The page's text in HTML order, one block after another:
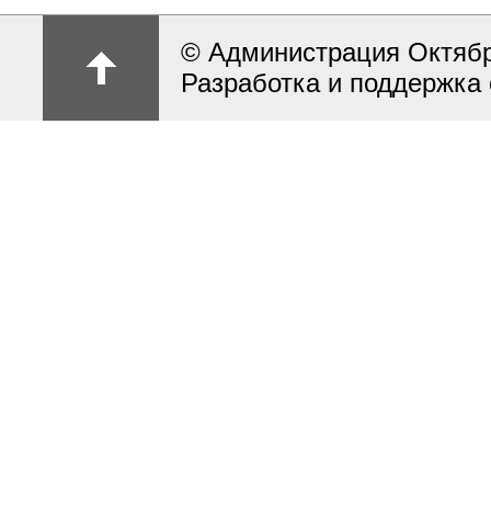
© Администрация
Разработка и поддержка